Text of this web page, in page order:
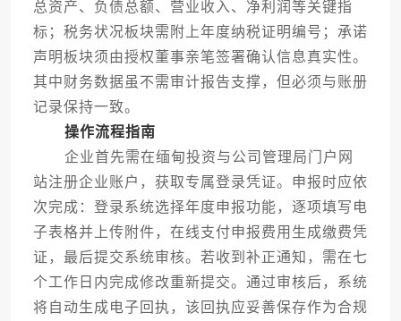
总资产、负债总额、营业收入、净利润等关键指
标；税务状况板块需附上年度纳税证明编号；承诺
声明板块须由授权董事亲笔签署确认信息真实性。
其中财务数据虽不需审计报告支撑，但必须与账册
记录保持一致。
操作流程指南
企业首先需在缅甸投资与公司管理局门户网
站注册企业账户，获取专属登录凭证。申报时应依
次完成：登录系统选择年度申报功能，逐项填写电
子表格并上传附件，在线支付申报费用生成缴费凭
证，最后提交系统审核。若收到补正通知，需在七
个工作日内完成修改重新提交。通过审核后，系统
将自动生成电子回执，该回执应妥善保存作为合规